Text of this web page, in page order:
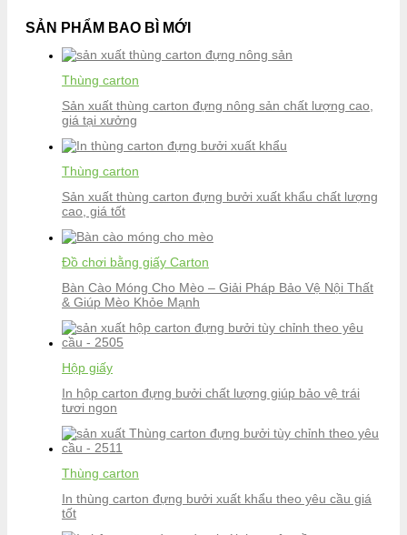
SẢN PHẨM BAO BÌ MỚI
Thùng carton
Sản xuất thùng carton đựng nông sản chất lượng cao,
giá tại xưởng
Thùng carton
Sản xuất thùng carton đựng bưởi xuất khẩu chất lượng
cao, giá tốt
Đồ chơi bằng giấy Carton
Bàn Cào Móng Cho Mèo – Giải Pháp Bảo Vệ Nội Thất
& Giúp Mèo Khỏe Mạnh
Hộp giấy
In hộp carton đựng bưởi chất lượng giúp bảo vệ trái
tươi ngon
Thùng carton
In thùng carton đựng bưởi xuất khẩu theo yêu cầu giá
tốt